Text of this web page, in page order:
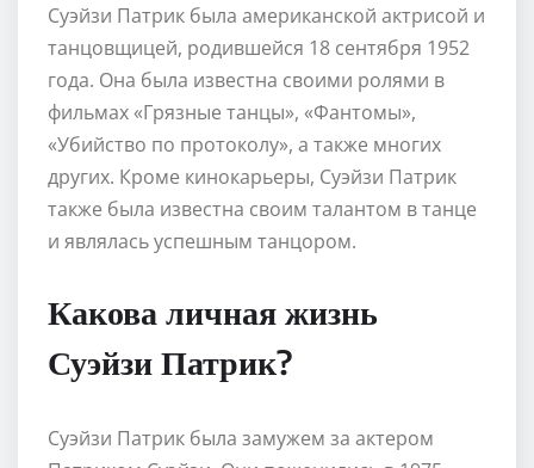
Суэйзи Патрик была американской актрисой и
танцовщицей, родившейся 18 сентября 1952
года. Она была известна своими ролями в
фильмах «Грязные танцы», «Фантомы»,
«Убийство по протоколу», а также многих
других. Кроме кинокарьеры, Суэйзи Патрик
также была известна своим талантом в танце
и являлась успешным танцором.
Какова личная жизнь
Суэйзи Патрик?
Суэйзи Патрик была замужем за актером